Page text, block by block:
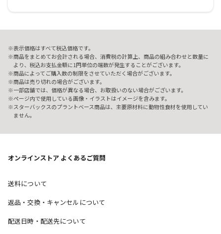
表示価格はすべて税込価格です。
商品をまとめてお会計される場合、消費税の計算上、商品の組み合わせと数量に
より、税込お支払金額に1円単位の端数が発生することがございます。
商品によってご購入数の制限をさせていただく場合がございます。
商品は売り切れの場合がございます。
一部店舗では、価格が異なる場合、お取扱いのない場合がございます。
ページ内で使用している画像・イラストはイメージを含みます。
スターバックスのプラントベース商品は、主要原材料に動物性食材を使用してい
ません。
オンラインストア よくあるご質問
送料について
返品・交換・キャンセルについて
配送日時・配送先について